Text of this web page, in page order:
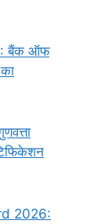
बैंक ऑफ
2026: